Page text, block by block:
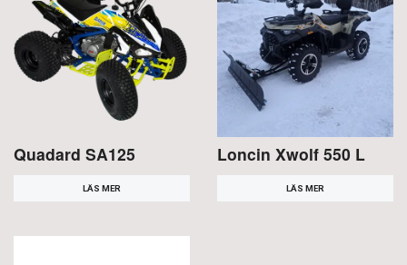
Quadard SA125
LÄS MER
Loncin Xwolf 550 L
LÄS MER